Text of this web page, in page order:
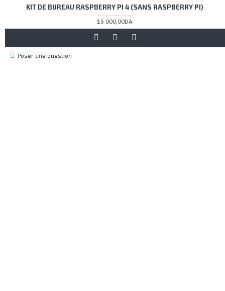
KIT DE BUREAU RASPBERRY PI 4 (SANS RASPBERRY PI)
15 000,00DA
Poser une question